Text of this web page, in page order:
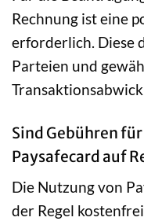
Rechnung ist eine
erforderlich. Diese
Parteien und
Sind Gebühren
Paysafecard auf
Die Nutzung von
der Regel